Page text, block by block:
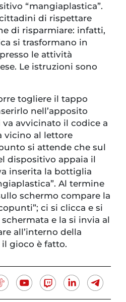
“mangiaplastica”.
di rispettare
di risparmiare: infatti,
si trasformano in
le attività
Le istruzioni sono
togliere il tappo
nell’apposito
avvicinato il codice a
vicino al lettore
si attende che sul
dispositivo appaia il
inserita la bottiglia
Al termine
schermo compare la
ci si clicca e si
e la si invia al
all’interno della
il gioco è fatto.